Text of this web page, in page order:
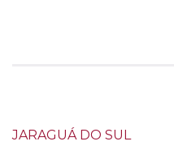
JARAGUÁ DO SUL